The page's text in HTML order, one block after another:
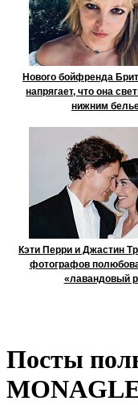
Нового бойфренда
напрягает, что она
нижним
Кэти Перри и Джастин
фотографов
«лавандовый
Посты